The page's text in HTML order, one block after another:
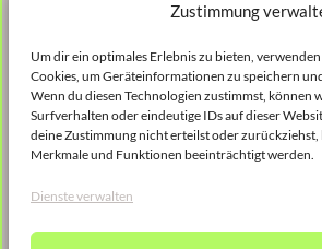
Zustimmung
Um dir ein optimales Erlebnis zu bieten,
Cookies, um Geräteinformationen zu speichern
Wenn du diesen Technologien zustimmst, können
Surfverhalten oder eindeutige IDs auf dieser
deine Zustimmung nicht erteilst oder
Merkmale und Funktionen beeinträchtigt werden.
Dienste verwalten